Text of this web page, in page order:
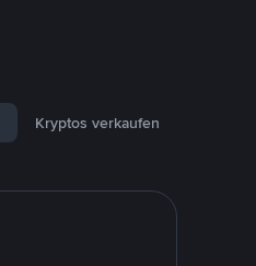
Kryptos verkaufen